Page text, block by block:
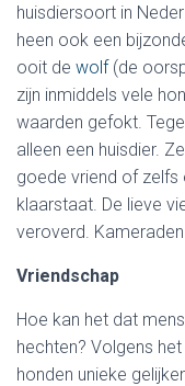
huisdiersoort in
heen ook een
ooit de wolf(de
zijn inmiddels vele
waarden gefokt.
alleen een huisdier.
goede vriend of zelfs
klaarstaat. De lieve
veroverd.
Vriendschap
Hoe kan het dat
hechten? Volgens
honden unieke